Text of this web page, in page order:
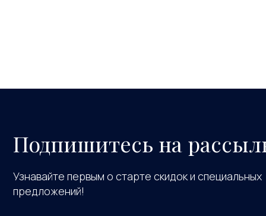
Подпишитесь на
Узнавайте первым о старте скидок и специальных
предложений!